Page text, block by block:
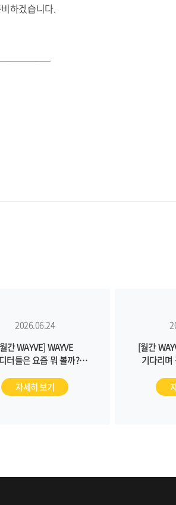
하겠습니다.
2026.06.24
간 WAYVE] WAYVE
터들은 요즘 뭐 볼까?
자세히 보기
[월간
기다리며